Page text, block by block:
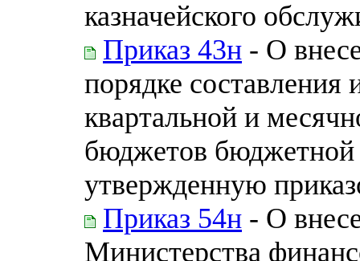
казначейского
Приказ 43н - О
порядке составления
квартальной и
бюджетов бюджетной
утвержденную
Приказ 54н - О
Министерства